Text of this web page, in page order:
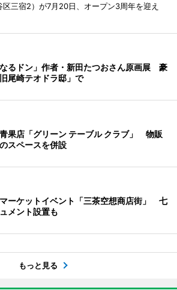
区三宿2）が7月20日、オープン3周年を迎え
なるドン」作者・新田たつおさん原画展 豪
尾崎テオドラ邸」で
果店「グリーン テーブル クラブ」 物販
スペースを併設
ーケットイベント「三茶空想商店街」 七
メント設置も
もっと見る